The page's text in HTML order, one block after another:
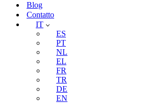
Blog
Contatto
IT
ES
PT
NL
EL
FR
TR
DE
EN